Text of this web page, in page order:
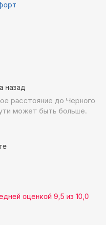
назад
расстояние до Чёрного
может быть больше.
оценкой 9,5 из 10,0